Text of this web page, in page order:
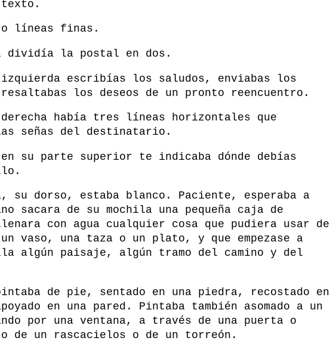
líneas finas.
dividía la postal en dos.
escribías los saludos, enviabas los
los deseos de un pronto reencuentro.
había tres líneas horizontales que
señas del destinatario.
en su parte superior te indicaba dónde debías
su dorso, estaba blanco. Paciente, esperaba a
sacara de su mochila una pequeña caja de
con agua cualquier cosa que pudiera usar de
vaso, una taza o un plato, y que empezase a
algún paisaje, algún tramo del camino y del
de pie, sentado en una piedra, recostado en
en una pared. Pintaba también asomado a un
por una ventana, a través de una puerta o
de un rascacielos o de un torreón.